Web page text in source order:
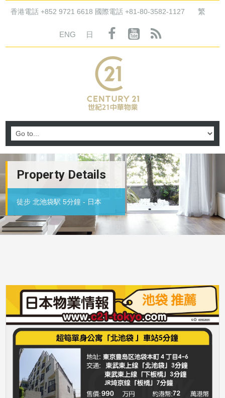
香港電話 +852 9721 6618 國際電話 +81-80-3582-1127 繁
ENG 日
Property Details
徒步 北池袋駅 5分鐘 - 日本